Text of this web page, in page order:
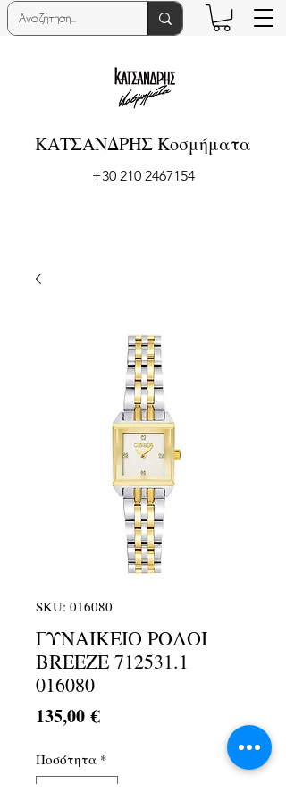
ΚΑΤΣΑΝΔΡΗΣ Κοσμήματα
+30 210 2467154
SKU: 016080
ΓΥΝΑΙΚΕΙΟ ΡΟΛΟΙ
BREEZE 712531.1
016080
135,00 €Τιμή
Ποσότητα *